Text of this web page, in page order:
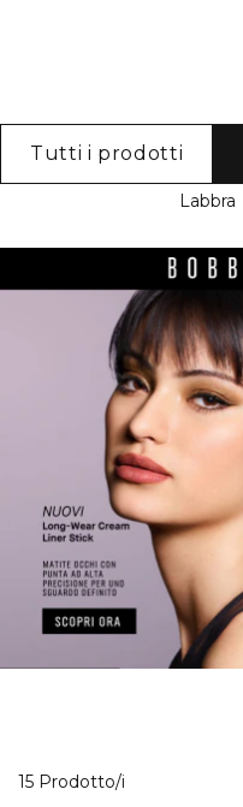
Tutti i prodotti
Labbra
15 Prodotto/i